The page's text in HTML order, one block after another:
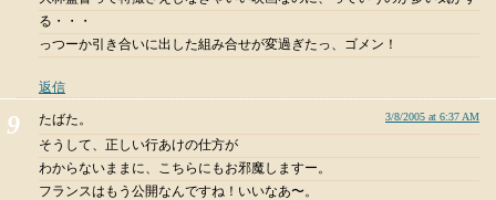
る・・・
っつーか引き合いに出した組み合せが変過ぎたっ、ゴメン！
返信
たばた。 3/8/2005 at 6:37 AM
そうして、正しい行あけの仕方が
わからないままに、こちらにもお邪魔しますー。
フランスはもう公開なんですね！いいなあ〜。